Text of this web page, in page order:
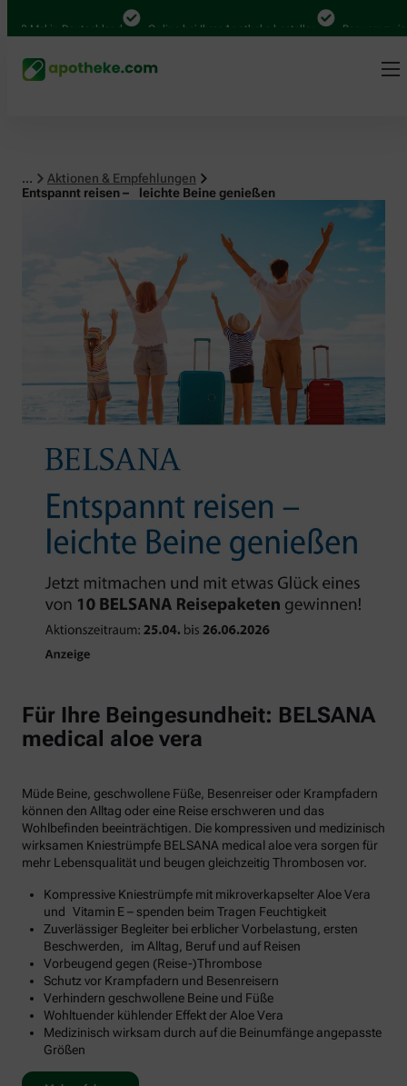
in Deutschland Online bei Ihrer Apotheke bestellen Bequem zwischen
...
Aktionen & Empfehlungen
Entspannt reisen – leichte Beine genießen
Für Ihre Beingesundheit: BELSANA
medical aloe vera
Müde Beine, geschwollene Füße, Besenreiser oder Krampfadern
können den Alltag oder eine Reise erschweren und das
Wohlbefinden beeinträchtigen. Die kompressiven und medizinisch
wirksamen Kniestrümpfe BELSANA medical aloe vera sorgen für
mehr Lebensqualität und beugen gleichzeitig Thrombosen vor.
Kompressive Kniestrümpfe mit mikroverkapselter Aloe Vera
und Vitamin E – spenden beim Tragen Feuchtigkeit
Zuverlässiger Begleiter bei erblicher Vorbelastung, ersten
Beschwerden, im Alltag, Beruf und auf Reisen
Vorbeugend gegen (Reise-)Thrombose
Schutz vor Krampfadern und Besenreisern
Verhindern geschwollene Beine und Füße
Wohltuender kühlender Effekt der Aloe Vera
Medizinisch wirksam durch auf die Beinumfänge angepasste
Größen